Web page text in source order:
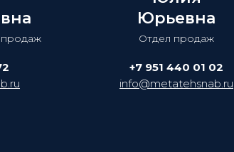
продаж
Юрьевна
Отдел продаж
+7 951 440 01 02
info@metatehsnab.ru